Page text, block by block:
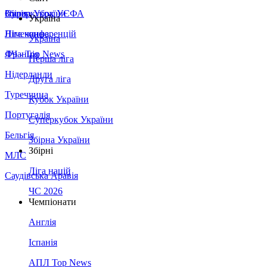
Збірна України
Італія
Німеччина
Франція
Нідерланди
Туреччина
Португалія
Бельгія
МЛС
Саудівська Аравія
Суперкубок УЄФА
Ліга конференцій
ЛЧ - Top News
Україна
Україна
Перша ліга
Друга ліга
Кубок України
Суперкубок України
Збірна України
Збірні
Ліга націй
ЧС 2026
Чемпіонати
Англія
Іспанія
АПЛ Top News